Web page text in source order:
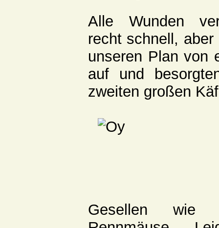
Alle Wunden
recht schnell,
unseren Plan von
auf und
zweiten großen
Gesellen wie